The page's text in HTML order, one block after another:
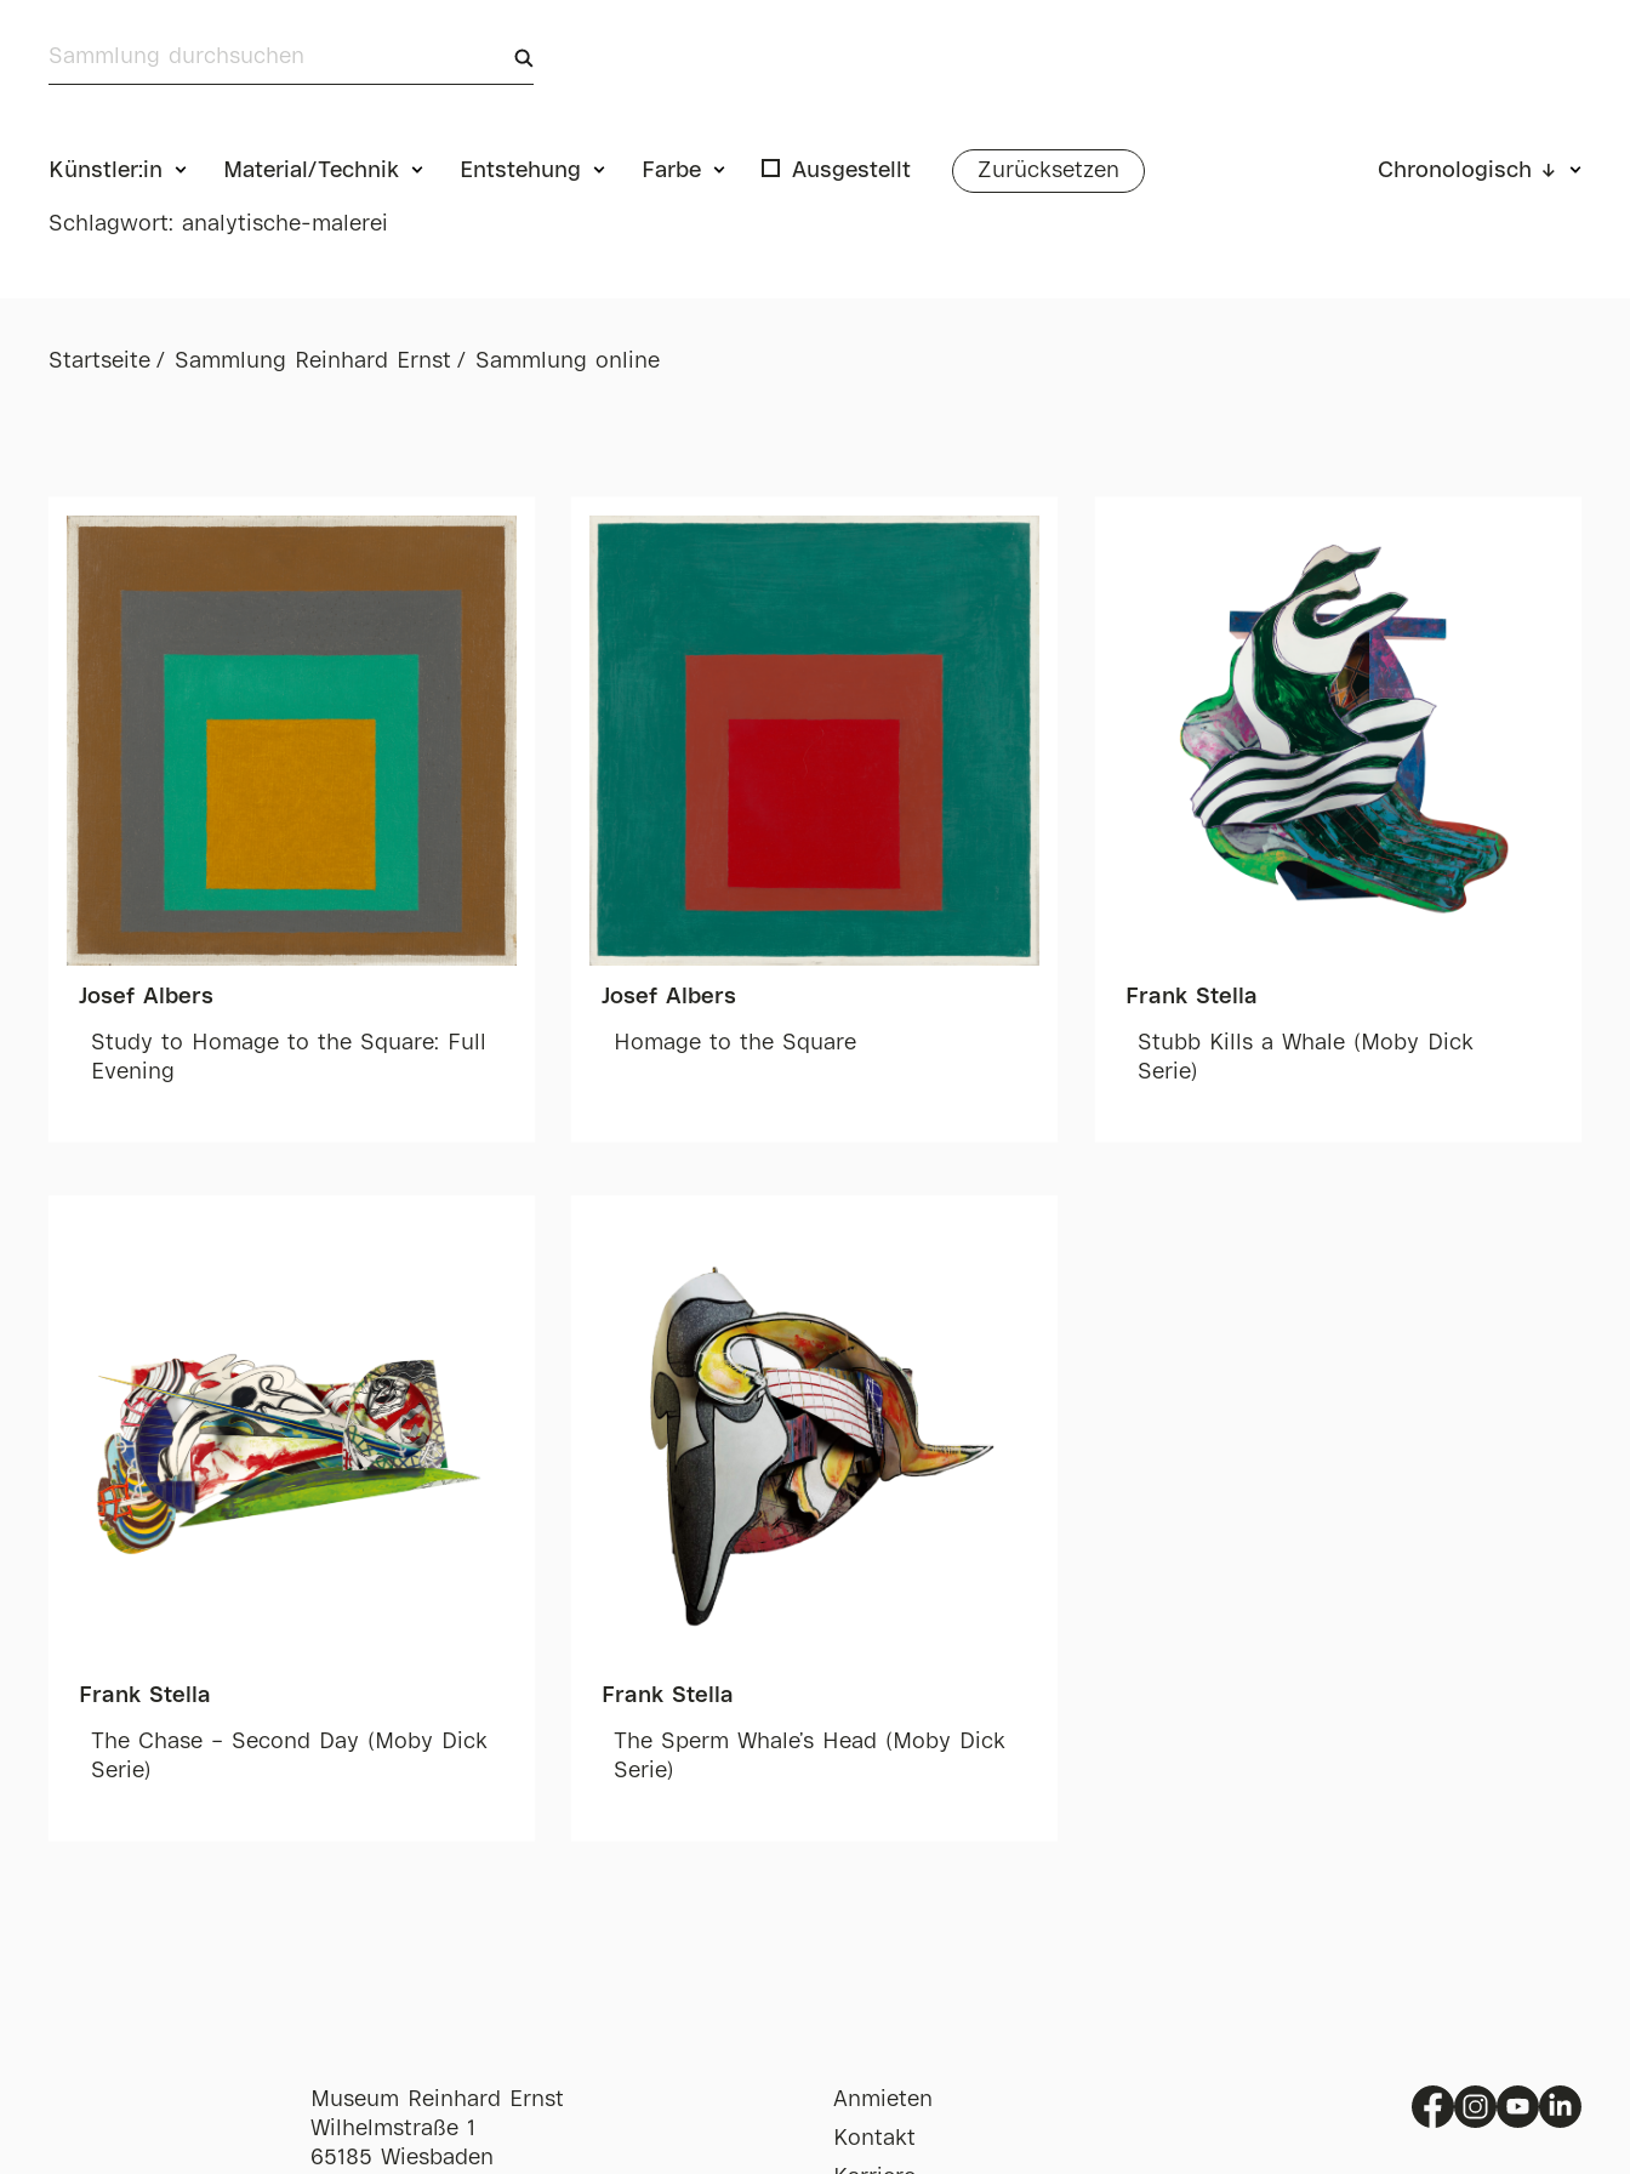
Künstler:in Material/Technik Entstehung Farbe Ausgestellt Zurücksetzen Chronologisch ↓
Schlagwort: analytische-malerei
Startseite Sammlung Reinhard Ernst Sammlung online
Josef Albers
Study to Homage to the Square: Full
Evening
Josef Albers
Homage to the Square
Frank Stella
Stubb Kills a Whale (Moby Dick
Serie)
Frank Stella
The Chase – Second Day (Moby Dick
Serie)
Frank Stella
The Sperm Whale’s Head (Moby Dick
Serie)
Museum Reinhard Ernst
Wilhelmstraße 1
65185 Wiesbaden
Anmieten
Kontakt